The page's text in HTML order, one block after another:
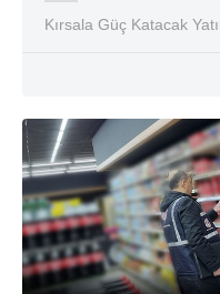
Kırsala Güç Katacak